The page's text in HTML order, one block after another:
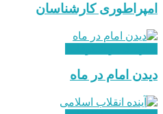
امپراطوری کارشناسان
دیدن امام در ماه